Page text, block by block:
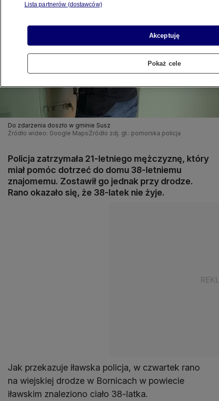
Do zdarzenia doszło w gminie Susz
Źródło wideo: Google Maps Źródło zdj. gł.: pomorska policja
Policja zatrzymała 21-letniego mężczyznę, który
miał pomóc dotrzeć do domu 38-letniemu
znajomemu. Zostawił go jednak przy drodze.
Rano okazało się, że 38-latek nie żyje.
Jak przekazuje iławska policja, w czwartek rano
na wiejskiej drodze w Bornicach w powiecie
iławskim znaleziono ciało 38-latka.
Lista partnerów (dostawców)
Akceptuję
Pokaż cele